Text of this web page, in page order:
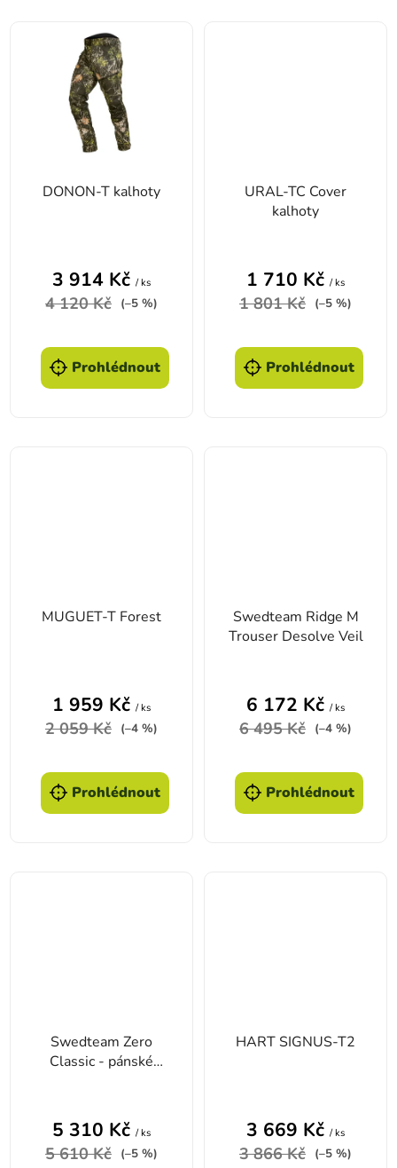
DONON-T kalhoty
3 914 Kč / ks
4 120 Kč (–5 %)
Prohlédnout
URAL-TC Cover
kalhoty
1 710 Kč / ks
1 801 Kč (–5 %)
Prohlédnout
MUGUET-T Forest
1 959 Kč / ks
2 059 Kč (–4 %)
Prohlédnout
Swedteam Ridge M
Trouser Desolve Veil
6 172 Kč / ks
6 495 Kč (–4 %)
Prohlédnout
Swedteam Zero
Classic - pánské
5 310 Kč / ks
5 610 Kč (–5 %)
HART SIGNUS-T2
3 669 Kč / ks
3 866 Kč (–5 %)